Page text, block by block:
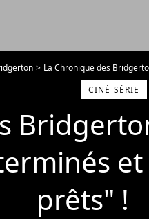
La Chronique des
CINÉ SÉRIE
prêts" !